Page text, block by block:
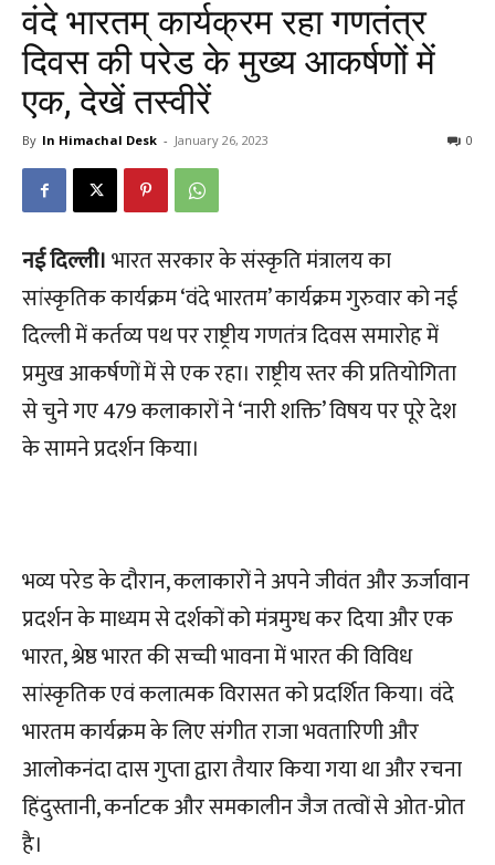
वंदे भारतम् कार्यक्रम रहा गणतंत्र
दिवस की परेड के मुख्य आकर्षणों में
एक, देखें तस्वीरें
By In Himachal Desk - January 26, 2023 0
नई दिल्ली।भारत सरकार के संस्कृति मंत्रालय का
सांस्कृतिक कार्यक्रम ‘वंदे भारतम’ कार्यक्रम गुरुवार को नई
दिल्ली में कर्तव्य पथ पर राष्ट्रीय गणतंत्र दिवस समारोह में
प्रमुख आकर्षणों में से एक रहा। राष्ट्रीय स्तर की प्रतियोगिता
से चुने गए 479 कलाकारों ने ‘नारी शक्ति’ विषय पर पूरे देश
के सामने प्रदर्शन किया।
भव्य परेड के दौरान, कलाकारों ने अपने जीवंत और ऊर्जावान
प्रदर्शन के माध्यम से दर्शकों को मंत्रमुग्ध कर दिया और एक
भारत, श्रेष्ठ भारत की सच्ची भावना में भारत की विविध
सांस्कृतिक एवं कलात्मक विरासत को प्रदर्शित किया। वंदे
भारतम कार्यक्रम के लिए संगीत राजा भवतारिणी और
आलोकनंदा दास गुप्ता द्वारा तैयार किया गया था और रचना
हिंदुस्तानी, कर्नाटक और समकालीन जैज तत्वों से ओत-प्रोत
है।